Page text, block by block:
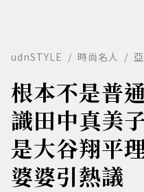
udnSTYLE 時尚名人
根本不是普
識田中真美
是大谷翔平
婆婆引熱議